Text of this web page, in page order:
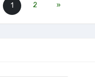
1 2 »